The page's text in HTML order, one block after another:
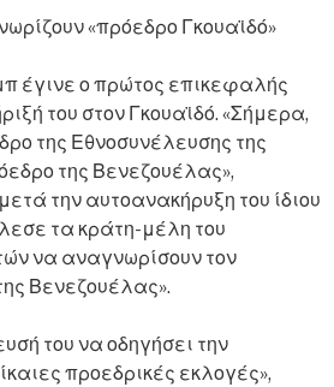
«πρόεδρο Γκουαϊδό»
έγινε ο πρώτος επικεφαλής
του στον Γκουαϊδό. «Σήμερα,
της Εθνοσυνέλευσης της
της Βενεζουέλας»,
την αυτοανακήρυξη του ίδιου
τα κράτη-μέλη του
να αναγνωρίσουν τον
Βενεζουέλας».
του να οδηγήσει την
προεδρικές εκλογές»,